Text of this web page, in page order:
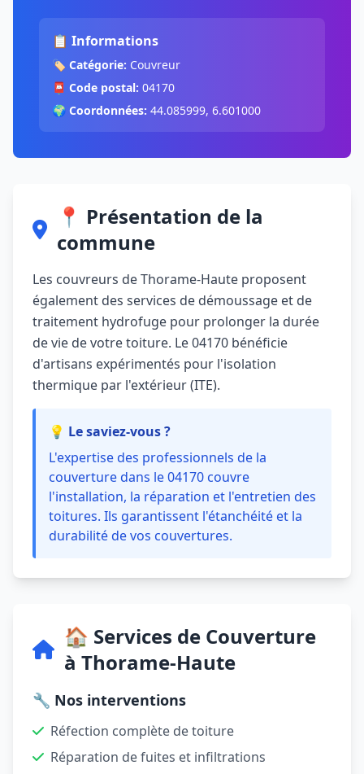
📋 Informations
🏷️ Catégorie: Couvreur
📮 Code postal: 04170
🌍 Coordonnées: 44.085999, 6.601000
📍 Présentation de la
commune
Les couvreurs de Thorame-Haute proposent
également des services de démoussage et de
traitement hydrofuge pour prolonger la durée
de vie de votre toiture. Le 04170 bénéficie
d'artisans expérimentés pour l'isolation
thermique par l'extérieur (ITE).
💡 Le saviez-vous ?
L'expertise des professionnels de la
couverture dans le 04170 couvre
l'installation, la réparation et l'entretien des
toitures. Ils garantissent l'étanchéité et la
durabilité de vos couvertures.
🏠 Services de Couverture
à Thorame-Haute
🔧 Nos interventions
Réfection complète de toiture
Réparation de fuites et infiltrations